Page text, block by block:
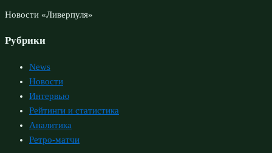
Новости «Ливерпуля»
Рубрики
News
Новости
Интервью
Рейтинги и статистика
Аналитика
Ретро-матчи